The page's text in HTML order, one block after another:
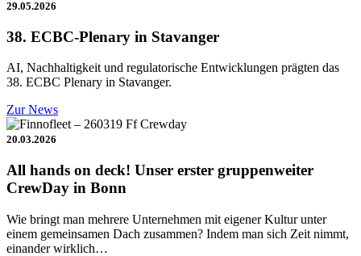
29.05.2026
38. ECBC-Plenary in Stavanger
AI, Nachhaltigkeit und regulatorische Entwicklungen prägten das
38. ECBC Plenary in Stavanger.
Zur News
20.03.2026
All hands on deck! Unser erster gruppenweiter
CrewDay in Bonn
Wie bringt man mehrere Unternehmen mit eigener Kultur unter
einem gemeinsamen Dach zusammen? Indem man sich Zeit nimmt,
einander wirklich…